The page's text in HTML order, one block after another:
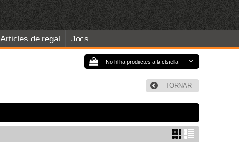
Articles de regal Jocs
No hi ha productes a la cistella
TORNAR